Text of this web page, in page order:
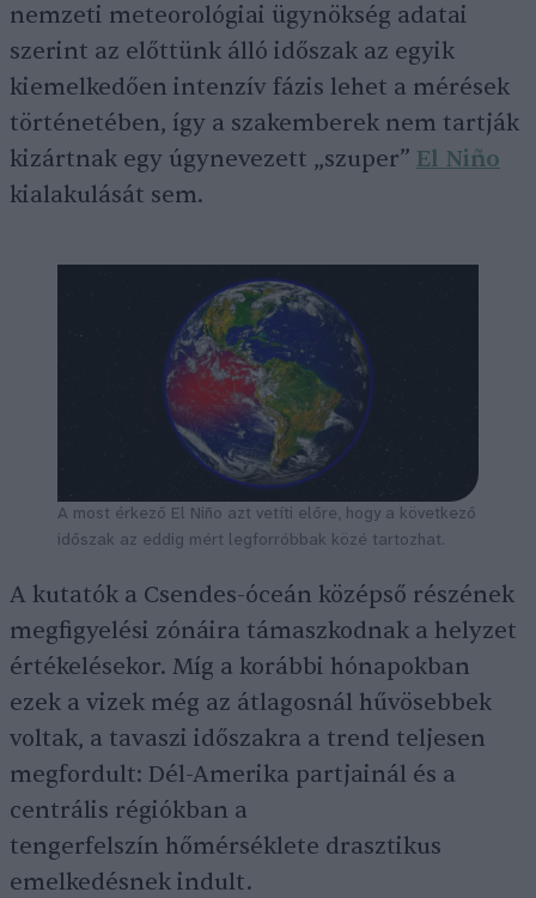
nemzeti meteorológiai ügynökség adatai
szerint az előttünk álló időszak az egyik
kiemelkedően intenzív fázis lehet a mérések
történetében, így a szakemberek nem tartják
kizártnak egy úgynevezett „szuper” El Niño
kialakulását sem.
A most érkező El Niño azt vetíti előre, hogy a következő
időszak az eddig mért legforróbbak közé tartozhat.
A kutatók a Csendes-óceán középső részének
megfigyelési zónáira támaszkodnak a helyzet
értékelésekor. Míg a korábbi hónapokban
ezek a vizek még az átlagosnál hűvösebbek
voltak, a tavaszi időszakra a trend teljesen
megfordult: Dél-Amerika partjainál és a
centrális régiókban a
tengerfelszín hőmérséklete drasztikus
emelkedésnek indult.